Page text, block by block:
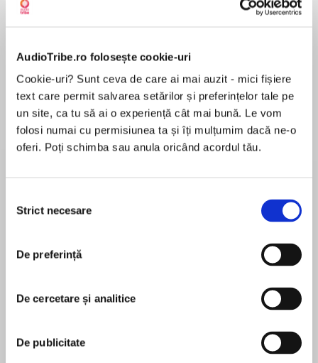
AudioTribe.ro folosește cookie-uri
Cookie-uri? Sunt ceva de care ai mai auzit - mici fișiere
text care permit salvarea setărilor și preferințelor tale pe
un site, ca tu să ai o experiență cât mai bună. Le vom
folosi numai cu permisiunea ta și îți mulțumim dacă ne-o
oferi. Poți schimba sau anula oricând acordul tău.
consimțământului
Strict necesare
De preferință
De cercetare și analitice
De publicitate
de...
Dani Francis
Diavolul se îmbracă de
la...
Lauren Weisberger Sohn Won-pyung
Desprecarte
belovedNew York Times bestselling author-
Glasser.
Nancy absolutely must have her first tooth fall
out at school. That way she will be sure to
the school nurse. But when Nancy's tooth starts
wiggling at home, she is worried she might lose
pentru această carte